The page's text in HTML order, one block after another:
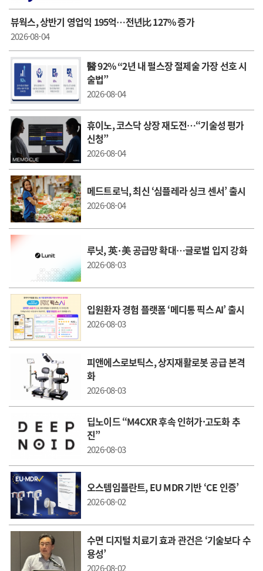
뷰웍스, 상반기 영업익 195억…전년比 127% 증가
2026-08-04
醫 92% “2년 내 펄스장 절제술 가장 선호 시
술법”
2026-08-04
휴이노, 코스닥 상장 재도전…“기술성 평가
신청”
2026-08-04
메드트로닉, 최신 ‘심플레라 싱크 센서’ 출시
2026-08-04
루닛, 英·美 공급망 확대…글로벌 입지 강화
2026-08-03
입원환자 경험 플랫폼 ‘메디통 픽스 AI’ 출시
2026-08-03
피앤에스로보틱스, 상지재활로봇 공급 본격
화
2026-08-03
딥노이드 “M4CXR 후속 인허가·고도화 추
진”
2026-08-03
오스템임플란트, EU MDR 기반 ‘CE 인증’
2026-08-02
수면 디지털 치료기 효과 관건은 ‘기술보다 수
용성’
2026-08-02